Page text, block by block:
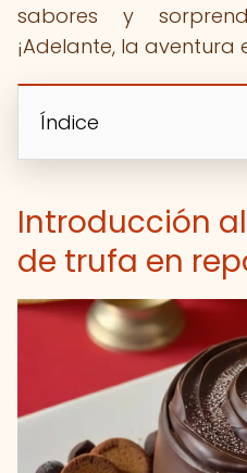
sabores y
¡Adelante, la
Índice
Introducción
de trufa en